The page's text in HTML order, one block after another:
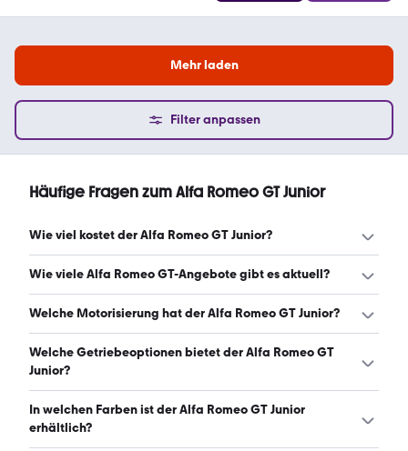
Mehr laden
Filter anpassen
Häufige Fragen zum Alfa Romeo GT Junior
Wie viel kostet der Alfa Romeo GT Junior?
Ein guter Preis für einen Alfa Romeo GT Junior liegt
Wie viele Alfa Romeo GT-Angebote gibt es aktuell?
Es gibt insgesamt 22 Alfa Romeo GT bei mobile.de, davon
Welche Motorisierung hat der Alfa Romeo GT Junior?
Der Alfa Romeo GT Junior hat Leistungen zwischen 1 und
129 PS. (Stand: 10.8.2026)
Welche Getriebeoptionen bietet der Alfa Romeo GT
Junior?
Der Alfa Romeo GT Junior ist mit manuellem Getriebe
erhältlich. (Stand: 10.8.2026)
In welchen Farben ist der Alfa Romeo GT Junior
erhältlich?